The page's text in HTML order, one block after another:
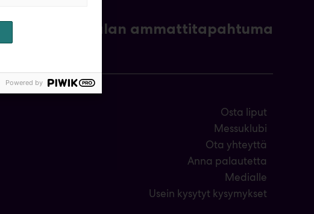
Kemian- ja bioalan ammattitapahtuma
Osta liput
Messuklubi
Ota yhteyttä
Anna palautetta
Medialle
Usein kysytyt kysymykset
Powered by